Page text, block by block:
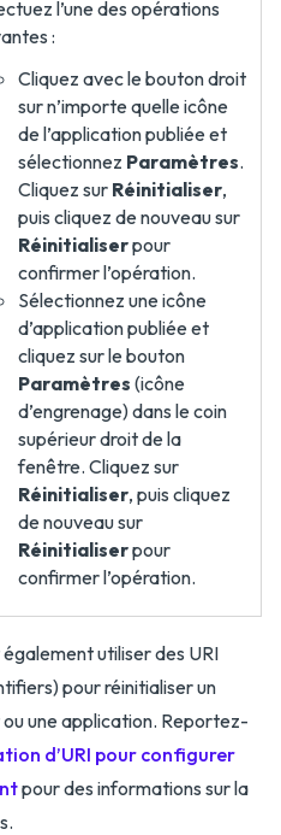
l’une des opérations
:
Cliquez avec le bouton droit
sur n’importe quelle icône
de l’application publiée et
sélectionnez Paramètres.
Cliquez sur Réinitialiser,
puis cliquez de nouveau sur
Réinitialiserpour
confirmer l’opération.
Sélectionnez une icône
d’application publiée et
cliquez sur le bouton
Paramètres (icône
d’engrenage) dans le coin
supérieur droit de la
fenêtre. Cliquez sur
Réinitialiser, puis cliquez
de nouveau sur
Réinitialiserpour
confirmer l’opération.
utiliser des URI
pour réinitialiser un
une application. Reportez-
d’URI pour configurer
pour des informations sur la